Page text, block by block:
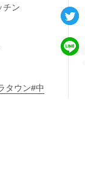
チン
タウン#中